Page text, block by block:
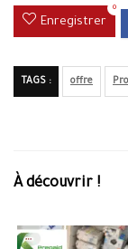
Enregistrer
0
TAGS : offre
À découvrir !